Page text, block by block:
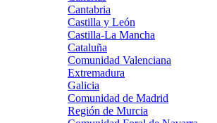
Cantabria
Castilla y León
Castilla-La Mancha
Cataluña
Comunidad Valenciana
Extremadura
Galicia
Comunidad de Madrid
Región de Murcia